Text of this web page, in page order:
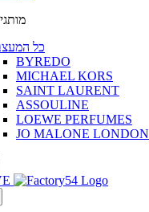
כל
BYREDO
MICHAEL KORS
SAINT LAURENT
ASSOULINE
LOEWE PERFUMES
JO MALONE LONDON